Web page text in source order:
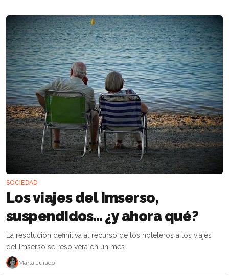
SOCIEDAD
Los viajes del Imserso,
suspendidos... ¿y ahora qué?
La resolución definitiva al recurso de los hoteleros a los viajes
del Imserso se resolverá en un mes
Marta Jurado